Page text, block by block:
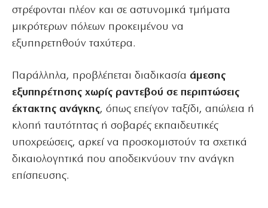
στρέφονται πλέον και σε αστυνομικά τμήματα
μικρότερων πόλεων προκειμένου να
εξυπηρετηθούν ταχύτερα.
Παράλληλα, προβλέπεται διαδικασία άμεσης
εξυπηρέτησης χωρίς ραντεβού σε περιπτώσεις
έκτακτης ανάγκης, όπως επείγον ταξίδι, απώλεια ή
κλοπή ταυτότητας ή σοβαρές εκπαιδευτικές
υποχρεώσεις, αρκεί να προσκομιστούν τα σχετικά
δικαιολογητικά που αποδεικνύουν την ανάγκη
επίσπευσης.